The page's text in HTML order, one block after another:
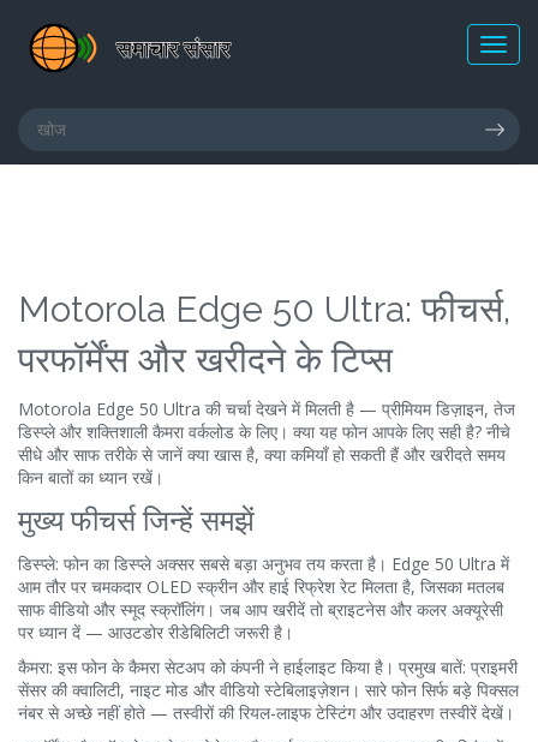
Motorola Edge 50 Ultra: फीचर्स,
परफॉर्मेंस और खरीदने के टिप्स
Motorola Edge 50 Ultra की चर्चा देखने में मिलती है — प्रीमियम डिज़ाइन, तेज
डिस्प्ले और शक्तिशाली कैमरा वर्कलोड के लिए। क्या यह फोन आपके लिए सही है? नीचे
सीधे और साफ तरीके से जानें क्या खास है, क्या कमियाँ हो सकती हैं और खरीदते समय
किन बातों का ध्यान रखें।
मुख्य फीचर्स जिन्हें समझें
डिस्प्ले: फोन का डिस्प्ले अक्सर सबसे बड़ा अनुभव तय करता है। Edge 50 Ultra में
आम तौर पर चमकदार OLED स्क्रीन और हाई रिफ्रेश रेट मिलता है, जिसका मतलब
साफ वीडियो और स्मूद स्क्रॉलिंग। जब आप खरीदें तो ब्राइटनेस और कलर अक्यूरेसी
पर ध्यान दें — आउटडोर रीडेबिलिटी जरूरी है।
कैमरा: इस फोन के कैमरा सेटअप को कंपनी ने हाईलाइट किया है। प्रमुख बातें: प्राइमरी
सेंसर की क्वालिटी, नाइट मोड और वीडियो स्टेबिलाइज़ेशन। सारे फोन सिर्फ बड़े पिक्सल
नंबर से अच्छे नहीं होते — तस्वीरों की रियल-लाइफ टेस्टिंग और उदाहरण तस्वीरें देखें।